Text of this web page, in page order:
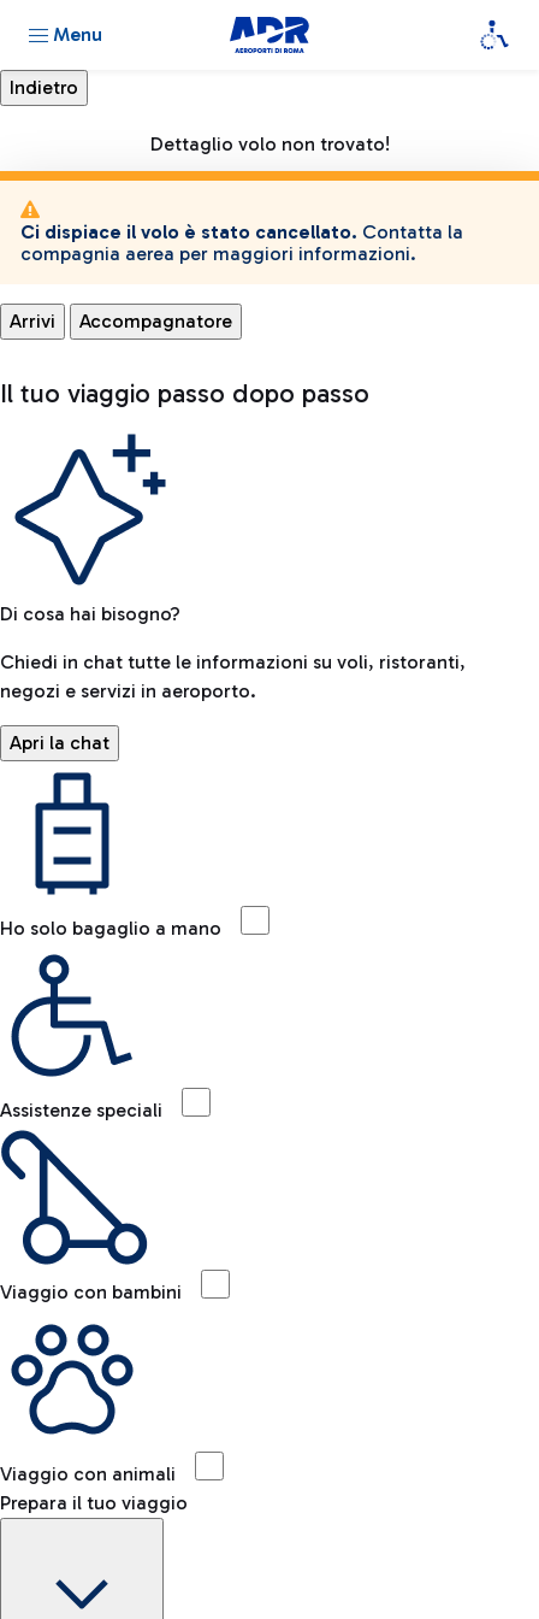
Menu
Dettaglio volo non trovato!
Ci dispiace il volo è stato cancellato. Contatta la
compagnia aerea per maggiori informazioni.
Arrivi Accompagnatore
Il tuo viaggio passo dopo passo
Di cosa hai bisogno?
Chiedi in chat tutte le informazioni su voli, ristoranti,
negozi e servizi in aeroporto.
Apri la chat
Ho solo bagaglio a mano
Assistenze speciali
Viaggio con bambini
Viaggio con animali
Prepara il tuo viaggio